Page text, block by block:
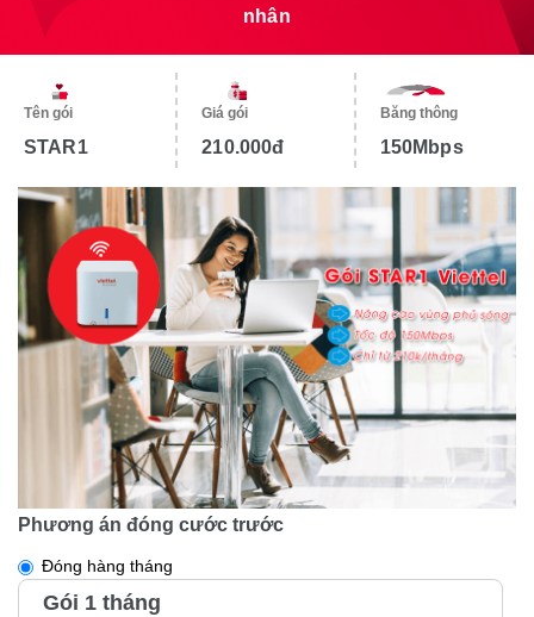
nhân
Tên gói
STAR1
Giá gói
210.000đ
Băng thông
150Mbps
Phương án đóng cước trước
Đóng hàng tháng
Gói 1 tháng